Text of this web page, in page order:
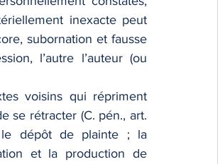
inexacte peut
subornation et fausse
l’autre l’auteur (ou
voisins qui répriment
se rétracter (C. pén., art.
le dépôt de plainte ; la
et la production de